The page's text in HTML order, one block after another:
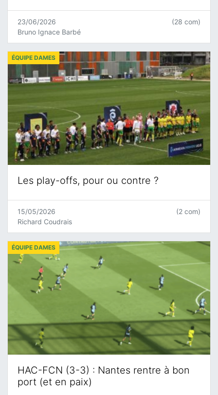
23/06/2026
Bruno Ignace Barbé
(28 com)
Les play-offs, pour ou contre ?
ÉQUIPE DAMES
15/05/2026
Richard Coudrais
(2 com)
HAC-FCN (3-3) : Nantes rentre à bon
port (et en paix)
ÉQUIPE DAMES